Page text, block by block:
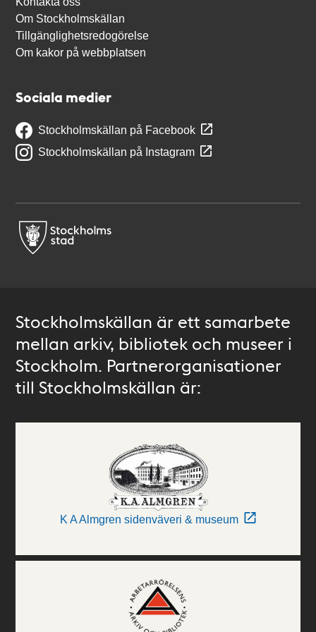
Om Stockholmskällan
Tillgänglighetsredogörelse
Om kakor på webbplatsen
Sociala medier
Stockholmskällan på Facebook
Stockholmskällan på Instagram
Stockholmskällan är ett samarbete
mellan arkiv, bibliotek och museer i
Stockholm. Partnerorganisationer
till Stockholmskällan är:
K A Almgren sidenväveri & museum